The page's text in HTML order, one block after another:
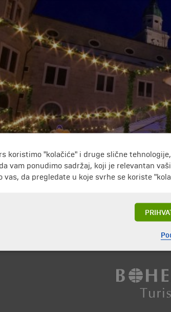
centru Salcburga, već je u 13. veku
između 1873. i 1927. godine, po
pijaca začinskog bilja, pijaca repe/
iz srednjeg veka.
nedeljna pijaca, već je služila i kao
pekara.
koristimo "kolačiće" i druge slične
vam ponudimo sadržaj, koji je relevantan
vas, da pregledate u koje svrhe se koriste